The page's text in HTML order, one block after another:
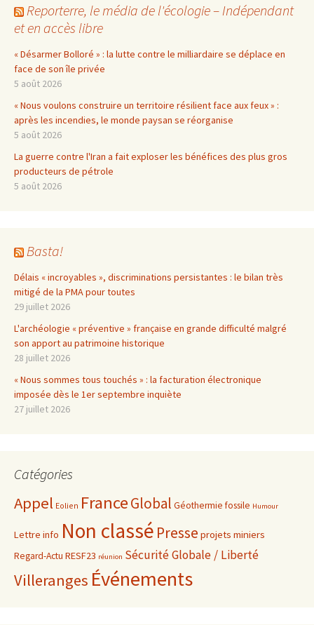
Reporterre, le média de l'écologie – Indépendant
et en accès libre
« Désarmer Bolloré » : la lutte contre le milliardaire se déplace en
face de son île privée
5 août 2026
« Nous voulons construire un territoire résilient face aux feux » :
après les incendies, le monde paysan se réorganise
5 août 2026
La guerre contre l'Iran a fait exploser les bénéfices des plus gros
producteurs de pétrole
5 août 2026
Basta!
Délais « incroyables », discriminations persistantes : le bilan très
mitigé de la PMA pour toutes
29 juillet 2026
L'archéologie « préventive » française en grande difficulté malgré
son apport au patrimoine historique
28 juillet 2026
« Nous sommes tous touchés » : la facturation électronique
imposée dès le 1er septembre inquiète
27 juillet 2026
Catégories
Appel Eolien FranceGlobal Géothermie fossile Humour
Lettre info Non classé Presse projets miniers
Regard-Actu RESF23 réunion Sécurité Globale / Liberté
Villeranges Événements